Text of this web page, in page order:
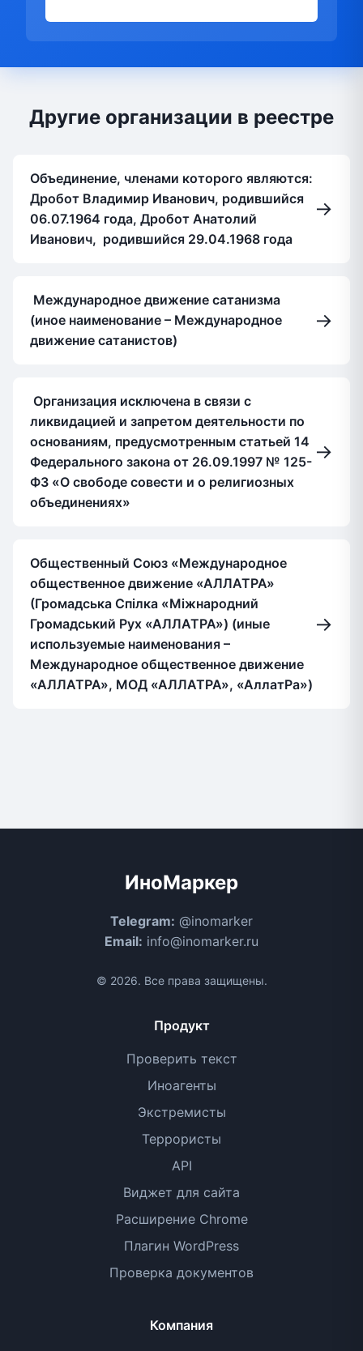
Другие организации в реестре
Объединение, членами которого являются:
Дробот Владимир Иванович, родившийся
06.07.1964 года, Дробот Анатолий
Иванович, родившийся 29.04.1968 года
→
Международное движение сатанизма
(иное наименование – Международное
движение сатанистов)
→
Организация исключена в связи с
ликвидацией и запретом деятельности по
основаниям, предусмотренным статьей 14
Федерального закона от 26.09.1997 № 125-
ФЗ «О свободе совести и о религиозных
объединениях»
→
Общественный Союз «Международное
общественное движение «АЛЛАТРА»
(Громадська Спiлка «Мiжнародний
Громадський Рух «АЛЛАТРА») (иные
используемые наименования –
Международное общественное движение
«АЛЛАТРА», МОД «АЛЛАТРА», «АллатРа»)
→
ИноМаркер
Telegram: @inomarker
Email: info@inomarker.ru
© 2026. Все права защищены.
Продукт
Проверить текст
Иноагенты
Экстремисты
Террористы
API
Виджет для сайта
Расширение Chrome
Плагин WordPress
Проверка документов
Компания